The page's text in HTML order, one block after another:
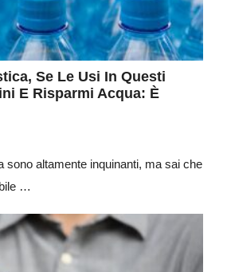
Se Le Usi In Questi
E Risparmi Acqua: È
sono altamente inquinanti, ma sai che
…